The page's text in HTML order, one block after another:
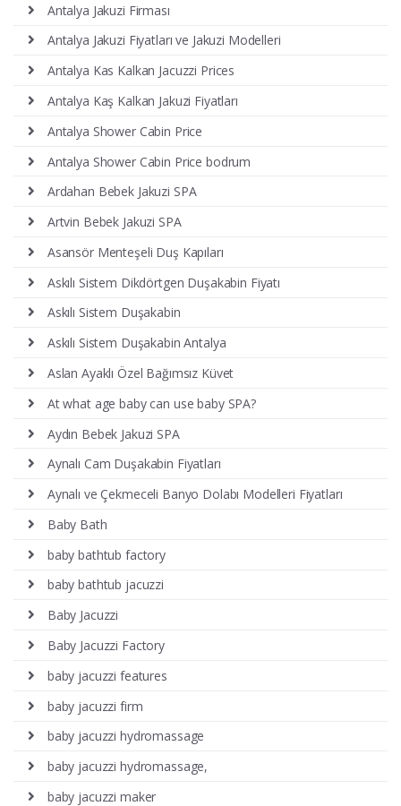
Antalya Jakuzi Firması
Antalya Jakuzi Fiyatları ve Jakuzi Modelleri
Antalya Kas Kalkan Jacuzzi Prices
Antalya Kaş Kalkan Jakuzi Fiyatları
Antalya Shower Cabin Price
Antalya Shower Cabin Price bodrum
Ardahan Bebek Jakuzi SPA
Artvin Bebek Jakuzi SPA
Asansör Menteşeli Duş Kapıları
Askılı Sistem Dikdörtgen Duşakabin Fiyatı
Askılı Sistem Duşakabin
Askılı Sistem Duşakabin Antalya
Aslan Ayaklı Özel Bağımsız Küvet
At what age baby can use baby SPA?
Aydın Bebek Jakuzi SPA
Aynalı Cam Duşakabin Fiyatları
Aynalı ve Çekmeceli Banyo Dolabı Modelleri Fiyatları
Baby Bath
baby bathtub factory
baby bathtub jacuzzi
Baby Jacuzzi
Baby Jacuzzi Factory
baby jacuzzi features
baby jacuzzi firm
baby jacuzzi hydromassage
baby jacuzzi hydromassage,
baby jacuzzi maker